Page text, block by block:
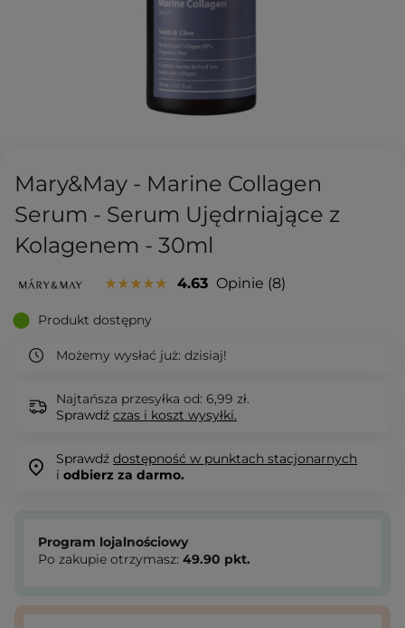
Mary&May - Marine Collagen
Serum - Serum Ujędrniające z
Kolagenem - 30ml
4.63 Opinie 8
Produkt dostępny
Możemy wysłać już: dzisiaj!
Najtańsza przesyłka od: 6,99 zł.
Sprawdź czas i koszt wysyłki.
Sprawdź dostępność w punktach stacjonarnych
i odbierz za darmo.
Program lojalnościowy
Po zakupie otrzymasz: 49.90 pkt.